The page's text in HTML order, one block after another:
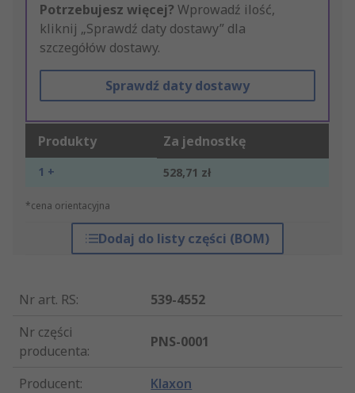
Potrzebujesz więcej? Wprowadź ilość,
kliknij „Sprawdź daty dostawy” dla
szczegółów dostawy.
Sprawdź daty dostawy
Produkty Za jednostkę
1 + 528,71 zł
*cena orientacyjna
Dodaj do listy części (BOM)
Nr art. RS:
539-4552
Nr części
producenta:
PNS-0001
Producent: Klaxon